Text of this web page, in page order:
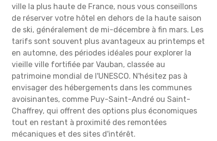
ville la plus haute de France, nous vous conseillons
de réserver votre hôtel en dehors de la haute saison
de ski, généralement de mi-décembre à fin mars. Les
tarifs sont souvent plus avantageux au printemps et
en automne, des périodes idéales pour explorer la
vieille ville fortifiée par Vauban, classée au
patrimoine mondial de l'UNESCO. N'hésitez pas à
envisager des hébergements dans les communes
avoisinantes, comme Puy-Saint-André ou Saint-
Chaffrey, qui offrent des options plus économiques
tout en restant à proximité des remontées
mécaniques et des sites d'intérêt.